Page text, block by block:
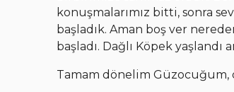
konuşmalarımız bitti, sonra
başladık. Aman boş ver
başladı. Dağlı Köpek
Tamam dönelim Güzocuğum,